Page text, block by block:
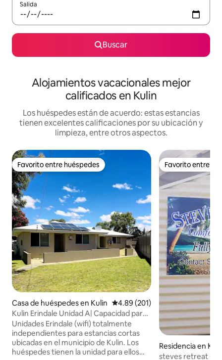
Salida
Buscar
Alojamientos vacacionales mejor
calificados en Kulin
Los huéspedes están de acuerdo: estas estancias
tienen excelentes calificaciones por su ubicación y
limpieza, entre otros aspectos.
Favorito entre huéspedes
Favorito entre huéspedes
Casa de huéspedes en Kulin Calificación promedio: 4.89 de
4.89 (201)
Kulin Erindale Unidad A| Capacidad para
5 personas| Independiente
Unidades Erindale (wifi) totalmente
independientes para estancias cortas
ubicadas en el municipio de Kulin. Los
huéspedes tienen la unidad para ellos
Favorito entre
Favorito entre
Residencia en
steves retreat 6b